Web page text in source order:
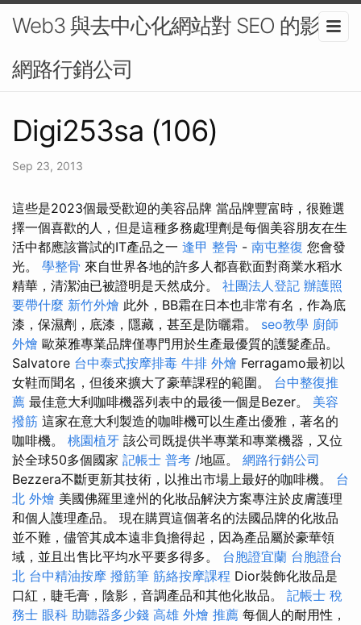
Web3 與去中心化網站對 SEO 的影響-
網路行銷公司
Digi253sa (106)
Sep 23, 2013
這些是2023個最受歡迎的美容品牌 當品牌豐富時，很難選
擇一個喜歡的人，但是這種多務處理劑是每個美容朋友在生
活中都應該嘗試的IT產品之一 逢甲 整骨 - 南屯整復 您會發
光。 學整骨 來自世界各地的許多人都喜歡面對商業水稻水
精華，清潔油已被證明是天然成分。 社團法人登記 辦護照
要帶什麼 新竹外燴 此外，BB霜在日本也非常有名，作為底
漆，保濕劑，底漆，隱藏，甚至是防曬霜。 seo教學 廚師
外燴 歐萊雅專業品牌僅專門用於生產最優質的護髮產品。
Salvatore 台中泰式按摩排毒 牛排 外燴 Ferragamo最初以
女鞋而聞名，但後來擴大了豪華課程的範圍。 台中整復推
薦 最佳意大利咖啡機器列表中的最後一個是Bezer。 美容
撥筋 這家在意大利製造的咖啡機可以生產出優雅，著名的
咖啡機。 桃園植牙 該公司既提供半專業和專業機器，又位
於全球50多個國家 記帳士 普考 /地區。 網路行銷公司
Bezzera不斷更新其技術，以推出市場上最好的咖啡機。 台
北 外燴 美國佛羅里達州的化妝品解決方案專注於皮膚護理
和個人護理產品。 現在購買這個著名的法國品牌的化妝品
並不難，儘管其成本遠非負擔得起，因為產品屬於豪華領
域，並且出售比平均水平要多得多。 台胞證宜蘭 台胞證台
北 台中精油按摩 撥筋筆 筋絡按摩課程 Dior裝飾化妝品是
口紅，睫毛膏，陰影，音調產品和其他化妝品。 記帳士 稅
務士 眼科 助聽器多少錢 高雄 外燴 推薦 每個人的耐用性，